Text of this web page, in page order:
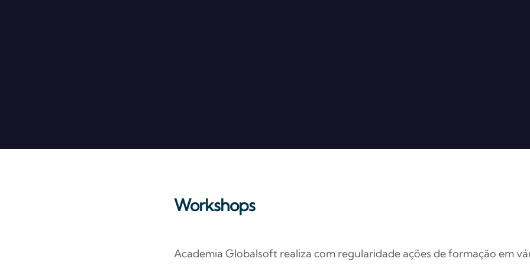
Workshops
Academia Globalsoft realiza com regularidade ações de formação em